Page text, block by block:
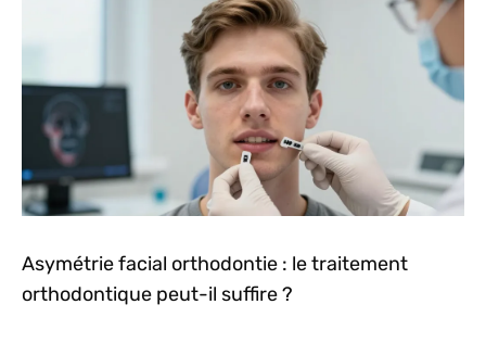
Asymétrie facial orthodontie : le traitement
orthodontique peut-il suffire ?